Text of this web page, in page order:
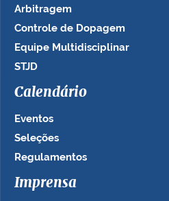
Arbitragem
Controle de Dopagem
Equipe Multidisciplinar
STJD
Calendário
Eventos
Seleções
Regulamentos
Imprensa